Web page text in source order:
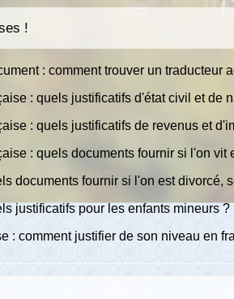
!
: comment trouver un traducteur
: quels justificatifs d'état civil et de
: quels justificatifs de revenus et
: quels documents fournir si l'on vit
documents fournir si l'on est divorcé,
justificatifs pour les enfants mineurs ?
: comment justifier de son niveau en